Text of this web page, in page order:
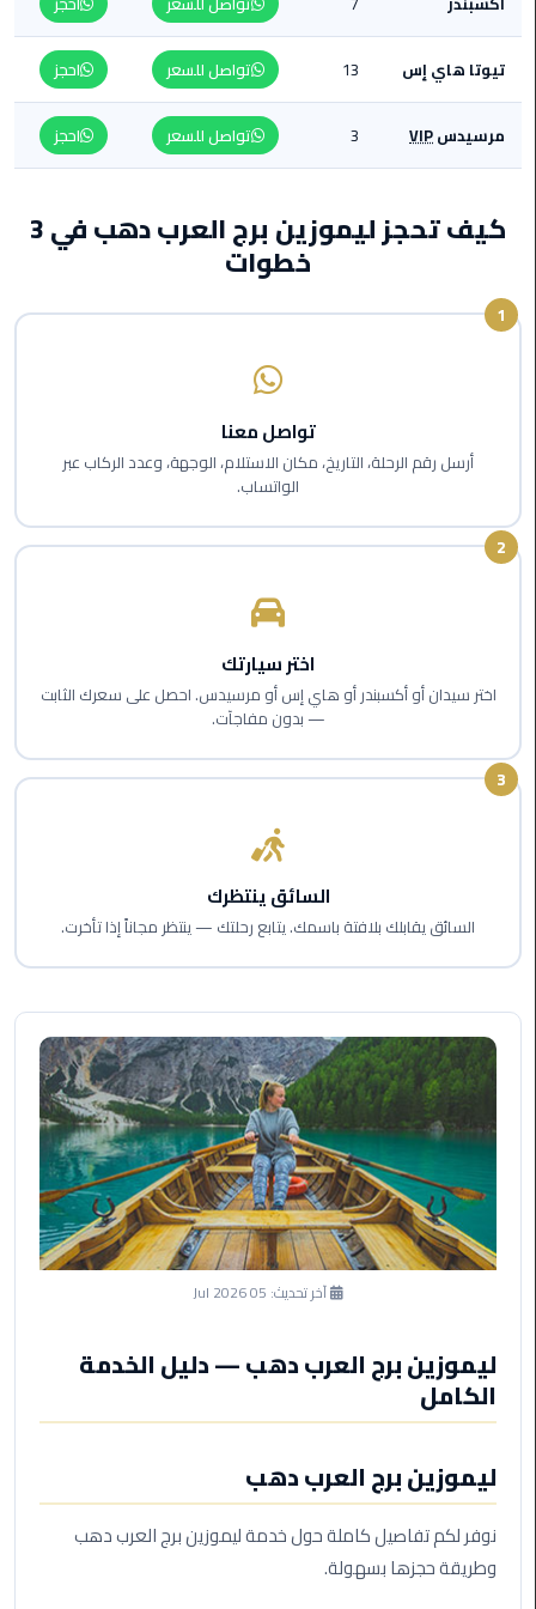
من
القاهرة
الى
مطار
برج
ليموزين
من
برج
العرب
ليموزين
اسكندرية
الشمالي
حجز
ليموزين
ليموزين
حجز
ليموزين
مرسى
مطروح
حجز
ليموزين
مطار
سفنكس
ليموزين
الغردقة
دهب
الى
القاهرة
والعكس
تيوتا هاي إس 13 تواصل للسعر احجز
مرسيدسVIP
3 تواصل للسعر احجز
كيف تحجز ليموزين برج العرب دهب في 3
خطوات
1
تواصل معنا
أرسل رقم الرحلة، التاريخ، مكان الاستلام، الوجهة، وعدد الركاب عبر
الواتساب.
2
اختر سيارتك
اختر سيدان أو أكسبندر أو هاي إس أو مرسيدس. احصل على سعرك الثابت
— بدون مفاجآت.
3
السائق ينتظرك
السائق يقابلك بلافتة باسمك. يتابع رحلتك — ينتظر مجاناً إذا تأخرت.
آخر تحديث: 05 Jul 2026
ليموزين برج العرب دهب — دليل الخدمة
الكامل
ليموزين برج العرب دهب
نوفر لكم تفاصيل كاملة حول خدمة ليموزين برج العرب دهب
وطريقة حجزها بسهولة.